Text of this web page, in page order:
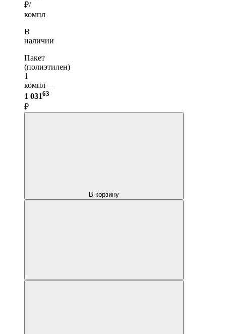
₽/
компл
В
наличии
Пакет
(полиэтилен)
1
компл —
1 03163
₽
В корзину